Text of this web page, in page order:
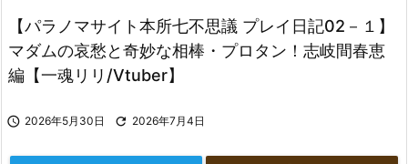
【パラノマサイト本所七不思議 プレイ日記02－１】
マダムの哀愁と奇妙な相棒・プロタン！志岐間春恵
編【一魂リリ/Vtuber】
 2026年5月30日  2026年7月4日